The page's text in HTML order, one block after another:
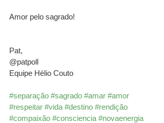
Amor pelo sagrado!
Pat,
@patpoll
Equipe Hélio Couto
#separação #sagrado #amar #amor
#respeitar #vida #destino #rendição
#compaixão #consciencia #novaenergia